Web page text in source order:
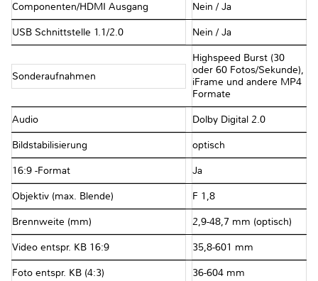
Componenten/HDMI Ausgang Nein / Ja
USB Schnittstelle 1.1/2.0 Nein / Ja
Sonderaufnahmen
Highspeed Burst (30
oder 60 Fotos/Sekunde),
iFrame und andere MP4
Formate
Audio Dolby Digital 2.0
Bildstabilisierung optisch
16:9 -Format Ja
Objektiv (max. Blende) F 1,8
Brennweite (mm) 2,9-48,7 mm (optisch)
Video entspr. KB 16:9 35,8-601 mm
Foto entspr. KB (4:3) 36-604 mm